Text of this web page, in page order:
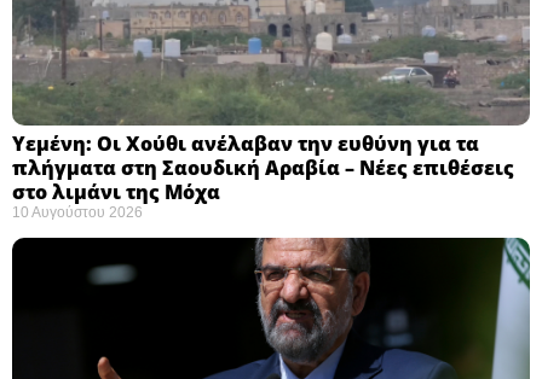
Υεμένη: Οι Χούθι ανέλαβαν την ευθύνη για τα
πλήγματα στη Σαουδική Αραβία – Νέες επιθέσεις
στο λιμάνι της Μόχα ​
10 Αυγούστου 2026